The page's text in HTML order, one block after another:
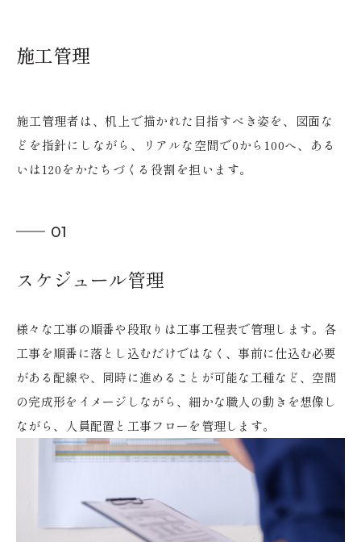
施工管理
施工管理者は、机上で描かれた目指すべき姿を、図面な
どを指針にしながら、リアルな空間で0から100へ、ある
いは120をかたちづくる役割を担います。
01
スケジュール管理
様々な工事の順番や段取りは工事工程表で管理します。各
工事を順番に落とし込むだけではなく、事前に仕込む必要
がある配線や、同時に進めることが可能な工種など、空間
の完成形をイメージしながら、細かな職人の動きを想像し
ながら、人員配置と工事フローを管理します。